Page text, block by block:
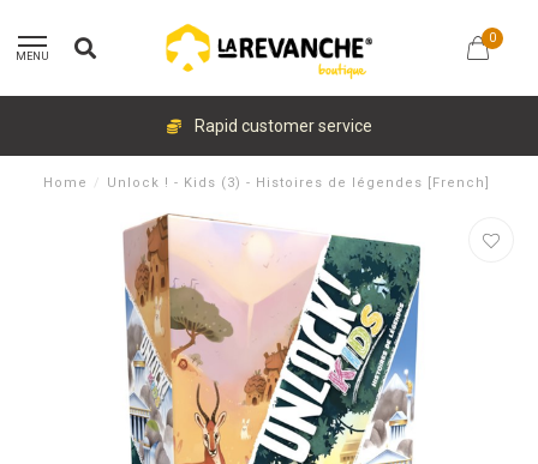
MENU
0
Rapid customer service
Home / Unlock ! - Kids (3) - Histoires de légendes [French]